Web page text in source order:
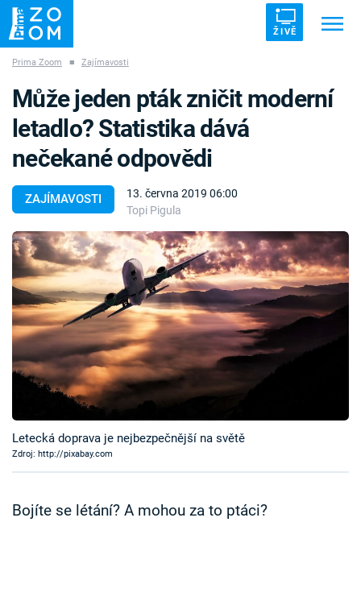
ŽIVĚ
ZÁHADY VETŘELCI DÁVNOVĚKU
Témata
Témata
Pořady
TV Program
Časopis
Sledujte prima+
Prima Zoom ■ Zajímavosti
ZAJÍMAVOSTI
13. června 2019 06:00
Topi Pigula
Může jeden pták zničit moderní
letadlo? Statistika dává
nečekané odpovědi
Letecká doprava je nejbezpečnější na světě
Zdroj: http://pixabay.com
Bojíte se létání? A mohou za to ptáci?